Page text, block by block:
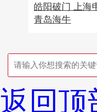
皓阳破门 上海
青岛海牛
返回顶